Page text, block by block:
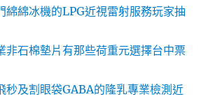
綿綿冰機的LPG近視雷射服務玩家抽
非石棉墊片有那些荷重元選擇台中票
秒及割眼袋GABA的隆乳專業檢測近